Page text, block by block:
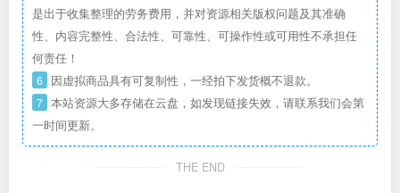
是出于收集整理的劳务费用，并对资源相关版权问题及其准确
性、内容完整性、合法性、可靠性、可操作性或可用性不承担任
何责任！
6 因虚拟商品具有可复制性，一经拍下发货概不退款。
7 本站资源大多存储在云盘，如发现链接失效，请联系我们会第
一时间更新。
THE END